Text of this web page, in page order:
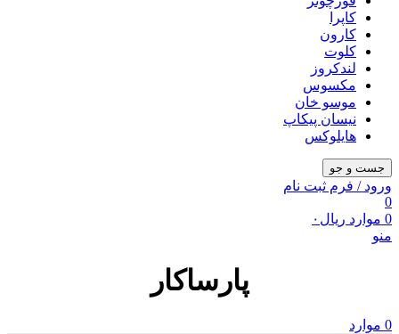
کاپرا
کارون
کلوت
لندکروز
مکسوس
موسو خان
نیسان پیکاپ
هایلوکس
جست و جو
ورود / فرم ثبت نام
0
0 موارد ریال ۰
منو
پارساکار
0 موارد